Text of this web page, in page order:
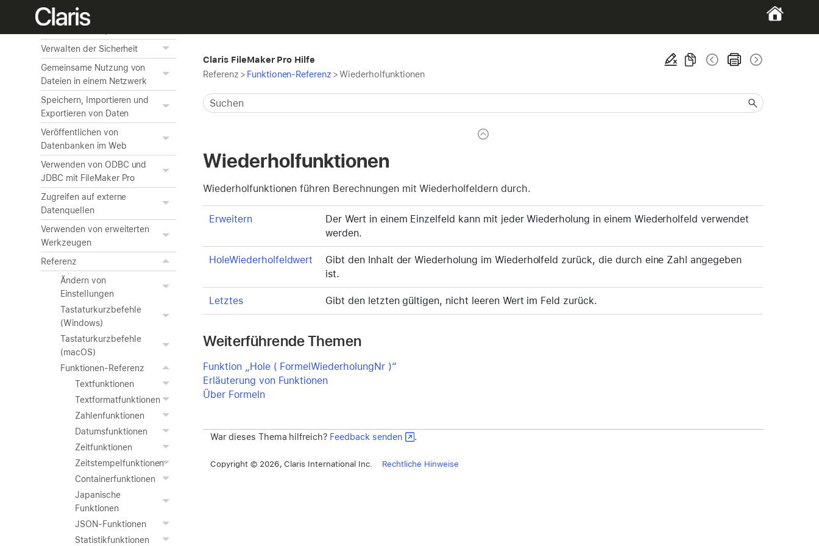
Automatisieren von Aufgaben
Verwalten der Sicherheit
Gemeinsame Nutzung von
Dateien in einem Netzwerk
Speichern, Importieren und
Exportieren von Daten
Veröffentlichen von
Datenbanken im Web
Verwenden von ODBC und
JDBC mit FileMaker Pro
Zugreifen auf externe
Datenquellen
Verwenden von erweiterten
Werkzeugen
Referenz
Ändern von
Einstellungen
Tastaturkurzbefehle
(Windows)
Tastaturkurzbefehle
(macOS)
Funktionen-Referenz
Textfunktionen
Textformatfunktionen
Zahlenfunktionen
Datumsfunktionen
Zeitfunktionen
Zeitstempelfunktionen
Containerfunktionen
Japanische
Funktionen
JSON-Funktionen
Statistikfunktionen
Claris FileMaker Pro Hilfe
Referenz > Funktionen-Referenz >Wiederholfunktionen
Wiederholfunktionen
Wiederholfunktionen führen Berechnungen mit Wiederholfeldern durch.
Erweitern
Der Wert in einem Einzelfeld kann mit jeder Wiederholung in einem Wiederholfeld verwendet
werden.
HoleWiederholfeldwert
Gibt den Inhalt der Wiederholung im Wiederholfeld zurück, die durch eine Zahl angegeben
ist.
Letztes Gibt den letzten gültigen, nicht leeren Wert im Feld zurück.
Weiterführende Themen
Funktion „Hole ( FormelWiederholungNr )“
Erläuterung von Funktionen
Über Formeln
War dieses Thema hilfreich? Feedback senden .
Copyright © 2026, Claris International Inc. Rechtliche Hinweise